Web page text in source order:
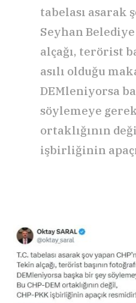
tabelası asarak
Seyhan
alçağı, terörist
asılı olduğu
DEMleniyorsa
söylemeye
ortaklığının
işbirliğinin